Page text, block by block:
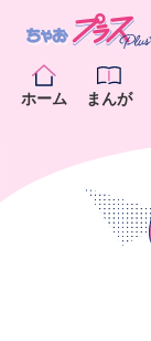
ホーム まんが